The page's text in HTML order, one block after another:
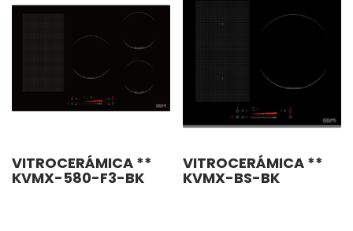
VITROCERÁMICA **
KVMX-580-F3-BK
VITROCERÁMICA **
KVMX-BS-BK